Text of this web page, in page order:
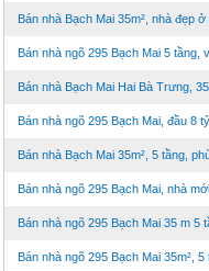
Bán nhà Bạch Mai 35m², nhà đẹp
Bán nhà ngõ 295 Bạch Mai 5 tầng,
Bán nhà Bạch Mai Hai Bà Trưng,
Bán nhà ngõ 295 Bạch Mai, đầu 8
Bán nhà Bạch Mai 35m², 5 tầng,
Bán nhà ngõ 295 Bạch Mai, nhà
Bán nhà ngõ 295 Bạch Mai 35 m 5
Bán nhà ngõ 295 Bạch Mai 35m²,